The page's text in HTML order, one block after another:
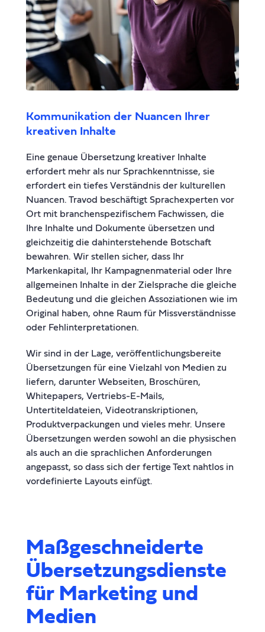
Kommunikation der Nuancen Ihrer
kreativen Inhalte
Eine genaue Übersetzung kreativer Inhalte
erfordert mehr als nur Sprachkenntnisse, sie
erfordert ein tiefes Verständnis der kulturellen
Nuancen. Travod beschäftigt Sprachexperten vor
Ort mit branchenspezifischem Fachwissen, die
Ihre Inhalte und Dokumente übersetzen und
gleichzeitig die dahinterstehende Botschaft
bewahren. Wir stellen sicher, dass Ihr
Markenkapital, Ihr Kampagnenmaterial oder Ihre
allgemeinen Inhalte in der Zielsprache die gleiche
Bedeutung und die gleichen Assoziationen wie im
Original haben, ohne Raum für Missverständnisse
oder Fehlinterpretationen.
Wir sind in der Lage, veröffentlichungsbereite
Übersetzungen für eine Vielzahl von Medien zu
liefern, darunter Webseiten, Broschüren,
Whitepapers, Vertriebs-E-Mails,
Untertiteldateien, Videotranskriptionen,
Produktverpackungen und vieles mehr. Unsere
Übersetzungen werden sowohl an die physischen
als auch an die sprachlichen Anforderungen
angepasst, so dass sich der fertige Text nahtlos in
vordefinierte Layouts einfügt.
Maßgeschneiderte
Übersetzungsdienste
für Marketing und
Medien